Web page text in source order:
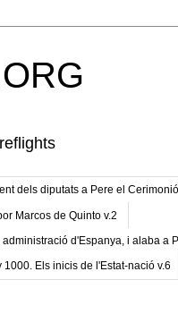
dels diputats a Pere el
Marcos de Quinto v.2
d'Espanya, i alaba a
Els inicis de l'Estat-nació v.6